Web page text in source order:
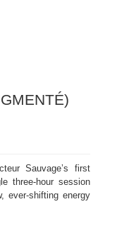
Sauvage’s first
three-hour session
ever-shifting energy